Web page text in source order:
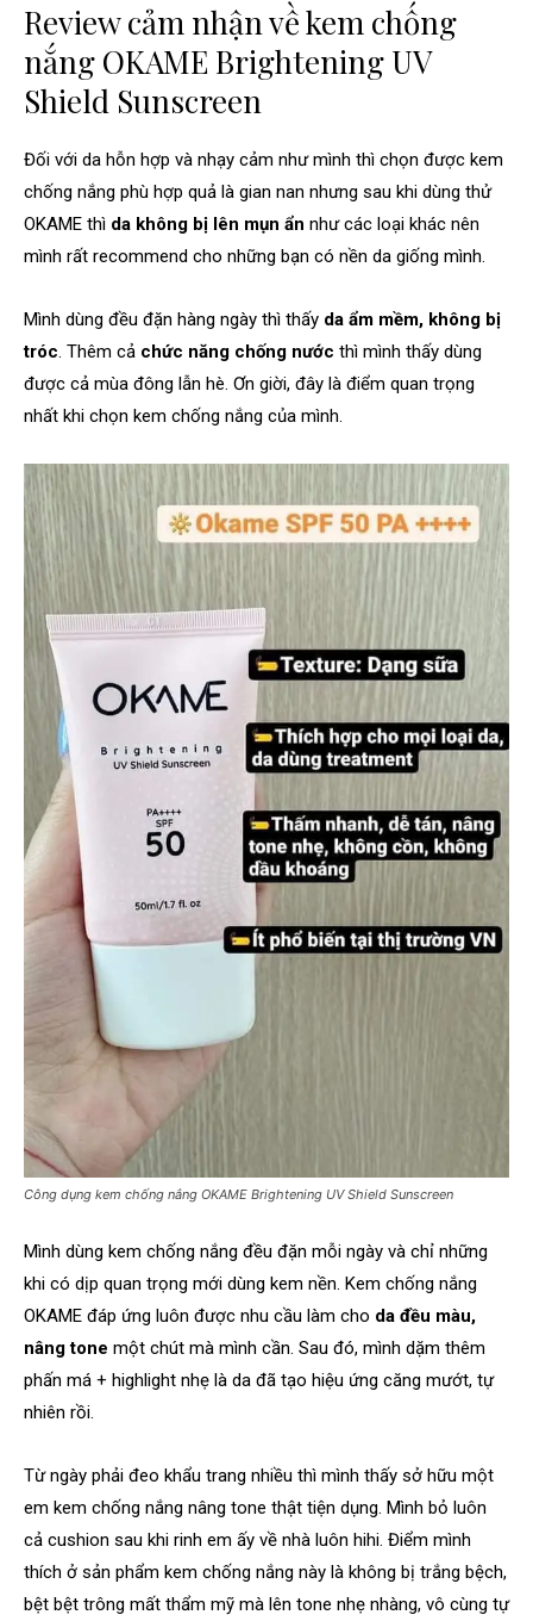
Review cảm nhận về kem chống
nắng OKAME Brightening UV
Shield Sunscreen
Đối với da hỗn hợp và nhạy cảm như mình thì chọn được kem
chống nắng phù hợp quả là gian nan nhưng sau khi dùng thử
OKAME thì da không bị lên mụn ẩn như các loại khác nên
mình rất recommend cho những bạn có nền da giống mình.
Mình dùng đều đặn hàng ngày thì thấy da ẩm mềm, không bị
tróc. Thêm cả chức năng chống nước thì mình thấy dùng
được cả mùa đông lẫn hè. Ơn giời, đây là điểm quan trọng
nhất khi chọn kem chống nắng của mình.
Công dụng kem chống nắng OKAME Brightening UV Shield Sunscreen
Mình dùng kem chống nắng đều đặn mỗi ngày và chỉ những
khi có dịp quan trọng mới dùng kem nền. Kem chống nắng
OKAME đáp ứng luôn được nhu cầu làm cho da đều màu,
nâng tone một chút mà mình cần. Sau đó, mình dặm thêm
phấn má + highlight nhẹ là da đã tạo hiệu ứng căng mướt, tự
nhiên rồi.
Từ ngày phải đeo khẩu trang nhiều thì mình thấy sở hữu một
em kem chống nắng nâng tone thật tiện dụng. Mình bỏ luôn
cả cushion sau khi rinh em ấy về nhà luôn hihi. Điểm mình
thích ở sản phẩm kem chống nắng này là không bị trắng bệch,
bệt bệt trông mất thẩm mỹ mà lên tone nhẹ nhàng, vô cùng tự